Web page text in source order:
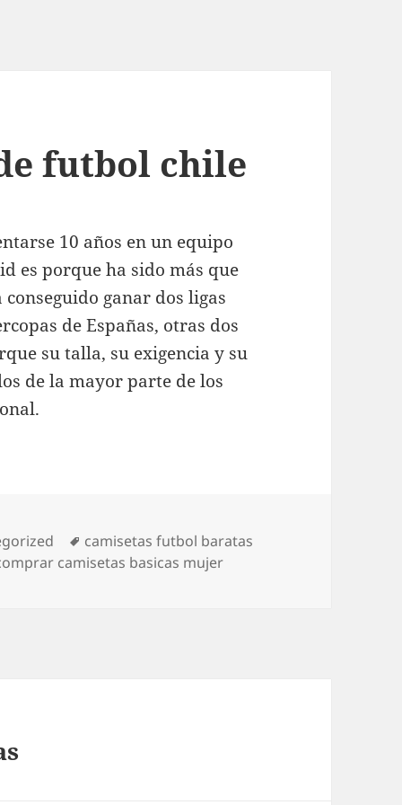
futbol chile
10 años en un equipo
es porque ha sido más que
ganar dos ligas
de Españas, otras dos
su talla, su exigencia y su
de la mayor parte de los
Etiquetas
camisetas futbol baratas
camisetas basicas mujer